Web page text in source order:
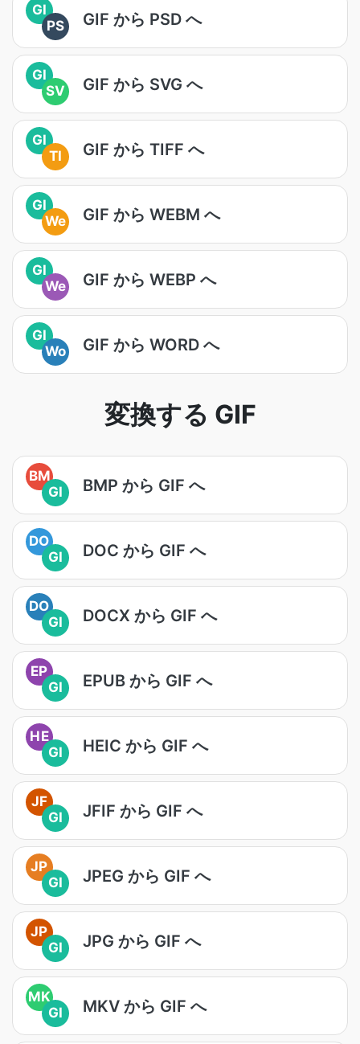
GI
PS
GIF から PSD へ
GI
SV
GIF から SVG へ
GI
TI
GIF から TIFF へ
GI
We
GIF から WEBM へ
GI
We
GIF から WEBP へ
GI
Wo
GIF から WORD へ
変換する GIF
BM
GI
BMP から GIF へ
DO
GI
DOC から GIF へ
DO
GI
DOCX から GIF へ
EP
GI
EPUB から GIF へ
HE
GI
HEIC から GIF へ
JF
GI
JFIF から GIF へ
JP
GI
JPEG から GIF へ
JP
GI
JPG から GIF へ
MK
GI
MKV から GIF へ